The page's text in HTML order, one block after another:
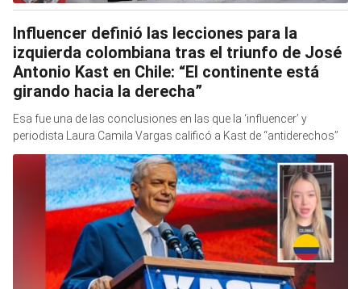
Influencer definió las lecciones para la
izquierda colombiana tras el triunfo de José
Antonio Kast en Chile: “El continente está
girando hacia la derecha”
Esa fue una de las conclusiones en las que la ‘influencer’ y
periodista Laura Camila Vargas calificó a Kast de “antiderechos”